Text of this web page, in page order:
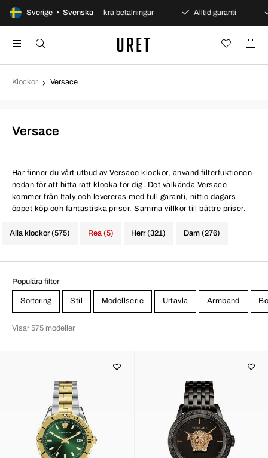
Sverige • Svenska
köp Säkra betalningar Alltid garanti
Klockor Versace
Versace
Här finner du vårt utbud av Versace klockor, använd filterfuktionen
nedan för att hitta rätt klocka för dig. Det välkända Versace
kommer från Italy och levereras med full garanti, nittio dagars
öppet köp och fantastiska priser. Samma villkor till bättre priser.
Alla klockor (575) Herr (321) Dam (276)
Rea (5)
Populära filter
Sortering Stil Modellserie Urtavla Armband
Visar 575 modeller